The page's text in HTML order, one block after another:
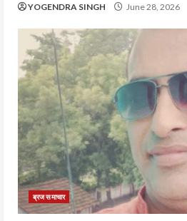
YOGENDRA SINGH June 28, 2026
ब्रज समाचार